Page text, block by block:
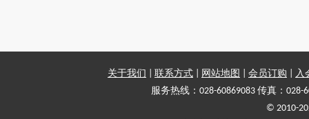
关于我们 联系方式 网站地图 会员订购
入
服务热线：028-60869083 传真：028-
© 2010-